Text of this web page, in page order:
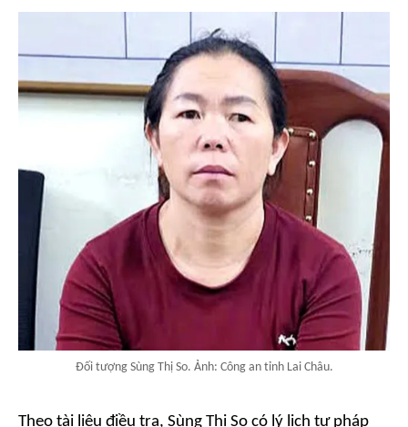
Đối tượng Sùng Thị So. Ảnh: Công an tỉnh Lai Châu.
Theo tài liệu điều tra, Sùng Thị So có lý lịch tư pháp